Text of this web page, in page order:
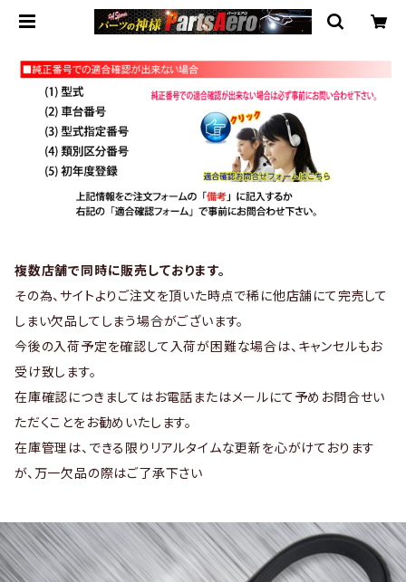
複数店舗で同時に販売しております。
その為、サイトよりご注文を頂いた時点で稀に他店舗にて完売して
しまい欠品してしまう場合がございます。
今後の入荷予定を確認して入荷が困難な場合は、キャンセルもお
受け致します。
在庫確認につきましてはお電話またはメールにて予めお問合せい
ただくことをお勧めいたします。
在庫管理は、できる限りリアルタイムな更新を心がけております
が、万一欠品の際はご了承下さい